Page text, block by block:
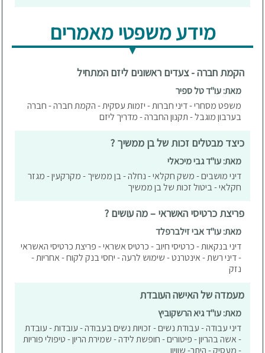
מידע משפטי מאמרים
הקמת חברה - צעדים ראשונים ליזם המתחיל
מאת: עו"ד טל ספיר
משפט מסחרי - דיני חברות - יזמות עסקית - הקמת חברה - חברה
בערבון מוגבל - תקנון החברה - מדריך ליזם
כיצד מבטלים זכות של בן ממשיך ?
מאת: עו"ד גבי מיכאלי
דיני מושבים - משק חקלאי - נחלה - בן ממשיך - מקרקעין - מגזר
חקלאי - ביטול זכות של בן ממשיך
פריצת כרטיסי האשראי – מה עושים ?
מאת: עו"ד אבי זילברפלד
דיני בנקאות - כרטיסי חיוב - כרטיס אשראי - פריצת כרטיסי האשראי
- דיני רשת - אינטרנט - שימוש לרעה - יחסי בנק לקוח - אחריות -
נזק
מעמדה של האישה העובדת
מאת: עו"ד גיא הרשקוביץ
דיני עבודה - עבודת נשים - זכויות נשים בעבודה - עובדות - עובדת
- אשה בהריון - פיטורים - חופשת לידה - שמירת הריון - טיפולי פוריות
- מעסיק - היתר- שוויון